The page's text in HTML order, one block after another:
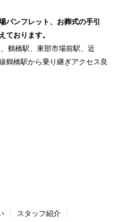
パンフレット、お葬式の手引
ております。
鶴橋駅、東部市場前駅、近
鶴橋駅から乗り継ぎアクセス良
スタッフ紹介